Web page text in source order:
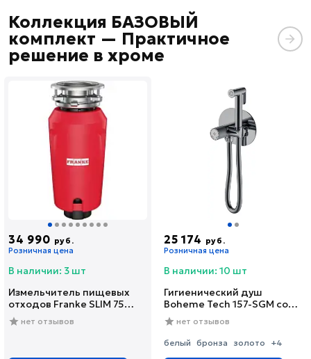
Коллекция БАЗОВЫЙ
комплект — Практичное
решение в хроме
34 990 руб.
Розничная цена
В наличии: 3 шт
Измельчитель пищевых
отходов Franke SLIM 75
(134.0715.096)
нет отзывов
25 174 руб.
Розничная цена
В наличии: 10 шт
Гигиенический душ
Boheme Tech 157-SGM со
смесителем, С
ВНУТРЕННЕЙ ЧАСТЬЮ,
shine gun metal
нет отзывов
белый бронза золото +4